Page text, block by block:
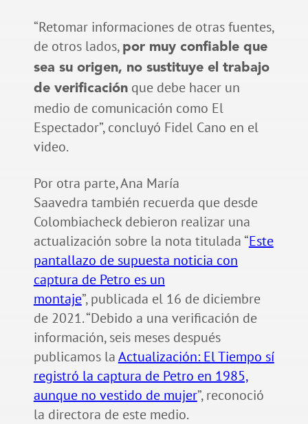
“Retomar informaciones de otras fuentes,
de otros lados, por muy confiable que
sea su origen, no sustituye el trabajo
de verificaciónque debe hacer un
medio de comunicación como El
Espectador”, concluyó Fidel Cano en el
video.
Por otra parte, Ana María
Saavedra también recuerda que desde
Colombiacheck debieron realizar una
actualización sobre la nota titulada “Este
pantallazo de supuesta noticia con
captura de Petro es un
montaje”, publicada el 16 de diciembre
de 2021. “Debido a una verificación de
información, seis meses después
publicamos laActualización: El Tiempo sí
registró la captura de Petro en 1985,
aunque no vestido de mujer”, reconoció
la directora de este medio.